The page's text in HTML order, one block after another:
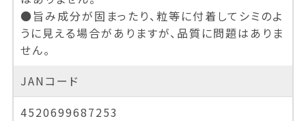
●旨み成分が固まったり、粒等に付着してシミのよ
うに見える場合がありますが、品質に問題はありま
せん。
JANコード
4520699687253